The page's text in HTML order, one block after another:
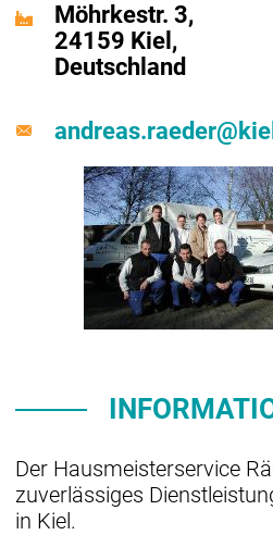
Möhrkestr. 3,
24159 Kiel,
Deutschland
Der Hausmeisterservice
zuverlässiges
in Kiel.